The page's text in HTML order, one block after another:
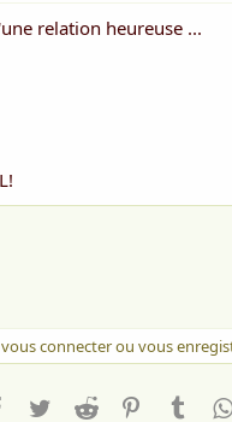
relation heureuse ...
connecter ou vous
Facebook
TwitterReddit Pinterest